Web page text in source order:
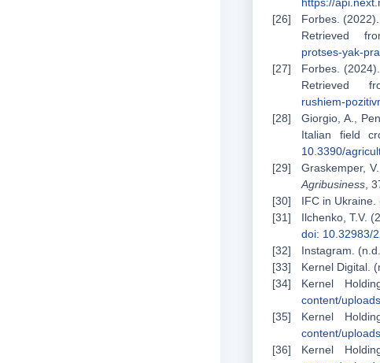
Forbes. (2022).
Retrieved
protses-yak-
Forbes. (2024).
Retrieved
rushiem-
Giorgio, A.,
Italian field
10.3390/
Graskemper,
Agribusiness ,
IFC in
Ilchenko, T.V.
doi: 10.32983/
Instagram.
Kernel Digital.
Kernel
content/
Kernel
content/
Kernel